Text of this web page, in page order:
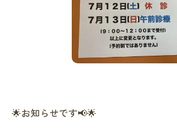
🌟お知らせです📢🌟